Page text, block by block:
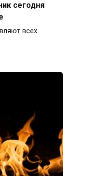
сегодня
всех